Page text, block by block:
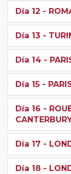
Día 12 -
Día 13 -
Día 14 -
Día 15 -
Día 16 -
Día 17 -
Día 18 -